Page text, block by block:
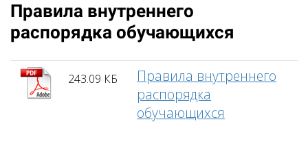
Правила внутреннего
распорядка обучающихся
243.09 КБ
Правила внутреннего
распорядка
обучающихся